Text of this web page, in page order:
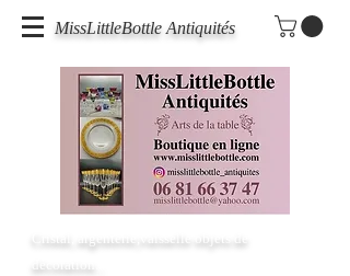
MissLittleBottle Antiquités
Cristal, argenterie,vaisselle objets de
décoration...